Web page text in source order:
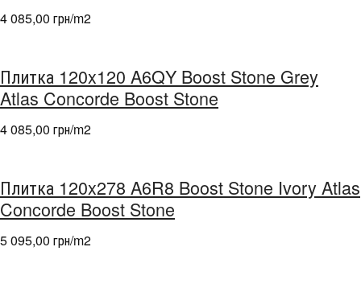
4 085,00 грн/m2
Плитка 120x120 A6QY Boost Stone Grey
Atlas Concorde Boost Stone
4 085,00 грн/m2
Плитка 120x278 A6R8 Boost Stone Ivory Atlas
Concorde Boost Stone
5 095,00 грн/m2